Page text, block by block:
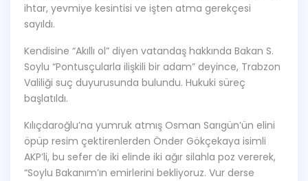
ihtar, yevmiye kesintisi ve işten atma gerekçesi
sayıldı.
Kendisine “Akıllı ol” diyen vatandaş hakkında Bakan S.
Soylu “Pontusçularla ilişkili bir adam” deyince, Trabzon
Valiliği suç duyurusunda bulundu. Hukuki süreç
başlatıldı.
Kılıçdaroğlu’na yumruk atmış Osman Sarıgün’ün elini
öpüp resim çektirenlerden Önder Gökçekaya isimli
AKP’li, bu sefer de iki elinde iki ağır silahla poz vererek,
“Soylu Bakanım’ın emirlerini bekliyoruz. Vur derse